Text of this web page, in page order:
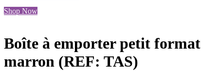
Shop Now
Boîte à emporter petit format
marron (REF: TAS)